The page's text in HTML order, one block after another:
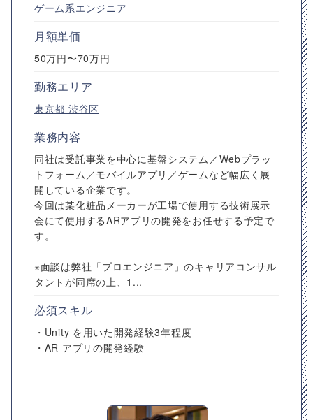
ゲーム系エンジニア
月額単価
50万円〜70万円
勤務エリア
東京都 渋谷区
業務内容
同社は受託事業を中心に基盤システム／Webプラッ
トフォーム／モバイルアプリ／ゲームなど幅広く展
開している企業です。
今回は某化粧品メーカーが工場で使用する技術展示
会にて使用するARアプリの開発をお任せする予定で
す。
※面談は弊社「プロエンジニア」のキャリアコンサル
タントが同席の上、1...
必須スキル
・Unity を用いた開発経験3年程度
・AR アプリの開発経験